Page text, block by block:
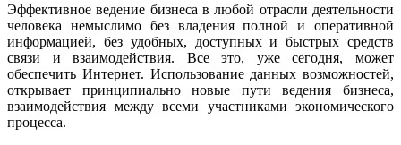
Эффективное ведение бизнеса в любой отрасли деятельности
человека немыслимо без владения полной и оперативной
информацией, без удобных, доступных и быстрых средств
связи и взаимодействия. Все это, уже сегодня, может
обеспечить Интернет. Использование данных возможностей,
открывает принципиально новые пути ведения бизнеса,
взаимодействия между всеми участниками экономического
процесса.